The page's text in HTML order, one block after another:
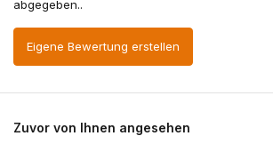
abgegeben..
Eigene Bewertung erstellen
Zuvor von Ihnen angesehen